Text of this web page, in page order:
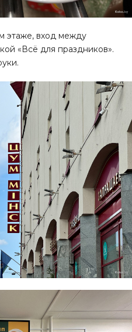
этаже, вход между
«Всё для праздников».